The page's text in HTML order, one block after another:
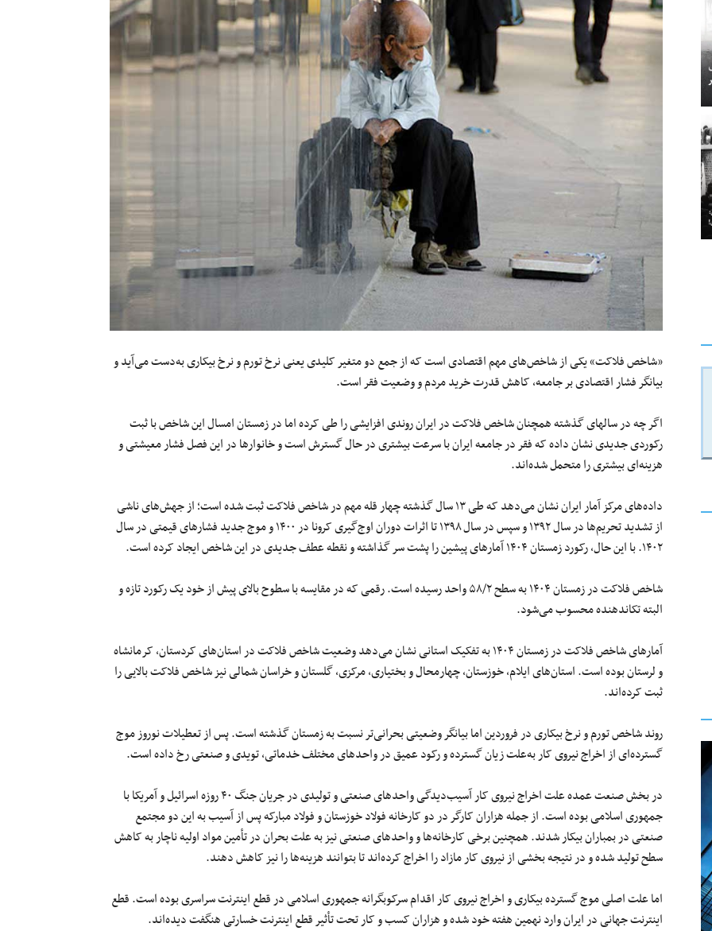
«شاخص فلاکت» یکی از شاخص‌های مهم اقتصادی است که از جمع دو متغیر کلیدی یعنی نرخ تورم و نرخ بیکاری به‌دست می‌آید و
بیانگر فشار اقتصادی بر جامعه، کاهش قدرت خرید مردم و وضعیت فقر است.
اگر چه در سالهای گذشته همچنان شاخص فلاکت در ایران روندی افزایشی را طی کرده اما در زمستان امسال این شاخص با ثبت
رکوردی جدیدی نشان داده که فقر در جامعه ایران با سرعت بیشتری در حال گسترش است و خانوارها در این فصل فشار معیشتی و
هزینه‌ای بیشتری را متحمل شده‌اند.
داده‌های مرکز آمار ایران نشان می‌دهد که طی ۱۳ سال گذشته چهار قله مهم در شاخص فلاکت ثبت شده است؛ از جهش‌های ناشی
از تشدید تحریم‌ها در سال ۱۳۹۲ و سپس در سال ۱۳۹۸ تا اثرات دوران اوج‌گیری کرونا در ۱۴۰۰ و موج جدید فشارهای قیمتی در سال
۱۴۰۲. با این حال، رکورد زمستان ۱۴۰۴ آمارهای پیشین را پشت سر گذاشته و نقطه عطف جدیدی در این شاخص ایجاد کرده است.
شاخص فلاکت در زمستان ۱۴۰۴ به سطح ۵۸/۲ واحد رسیده است. رقمی که در مقایسه با سطوح بالای پیش از خود یک رکورد تازه و
البته تکاندهنده محسوب می‌شود.
آمارهای شاخص فلاکت در زمستان ۱۴۰۴ به تفکیک استانی نشان می‌دهد وضعیت شاخص فلاکت در استان‌های کردستان، کرمانشاه
و لرستان بوده است. استان‌های ایلام، خوزستان، چهارمحال و بختیاری، مرکزی، گلستان و خراسان شمالی نیز شاخص فلاکت بالایی را
ثبت کرده‌اند.
روند شاخص تورم و نرخ بیکاری در فروردین اما بیانگر وضعیتی بحرانی‌تر نسبت به زمستان گذشته است. پس از تعطیلات نوروز موج
گسترده‌ای از اخراج نیروی کار به‌علت زیان گسترده و رکود عمیق در واحدهای مختلف خدماتی، تویدی و صنعتی رخ داده است.
در بخش صنعت عمده علت اخراج نیروی کار آسیب‌دیدگی واحدهای صنعتی و تولیدی در جریان جنگ ۴۰ روزه اسرائیل و آمریکا با
جمهوری اسلامی بوده است. از جمله هزاران کارگر در دو کارخانه فولاد خوزستان و فولاد مبارکه پس از آسیب به این دو مجتمع
صنعتی در بمباران بیکار شدند. همچنین برخی کارخانه‌ها و واحدهای صنعتی نیز به علت بحران در تأمین مواد اولیه ناچار به کاهش
سطح تولید شده و در نتیجه بخشی از نیروی کار مازاد را اخراج کرده‌اند تا بتوانند هزینه‌ها را نیز کاهش دهند.
اما علت اصلی موج گسترده بیکاری و اخراج نیروی کار اقدام سرکوبگرانه جمهوری اسلامی در قطع اینترنت سراسری بوده است. قطع
اینترنت جهانی در ایران وارد نهمین هفته خود شده و هزاران کسب و کار تحت تأثیر قطع اینترنت خسارتی هنگفت دیده‌اند.